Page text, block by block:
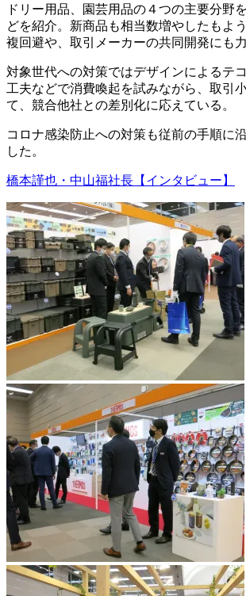
ドリー用品、園芸用品の４つの主要分野
どを紹介。新商品も相当数増やしたもよ
複回避や、取引メーカーの共同開発にも
対象世代への対策ではデザインによるテ
工夫などで消費喚起を試みながら、取引
て、競合他社との差別化に応えている。
コロナ感染防止への対策も従前の手順に
した。
橋本謹也・中山福社長【インタビュー】